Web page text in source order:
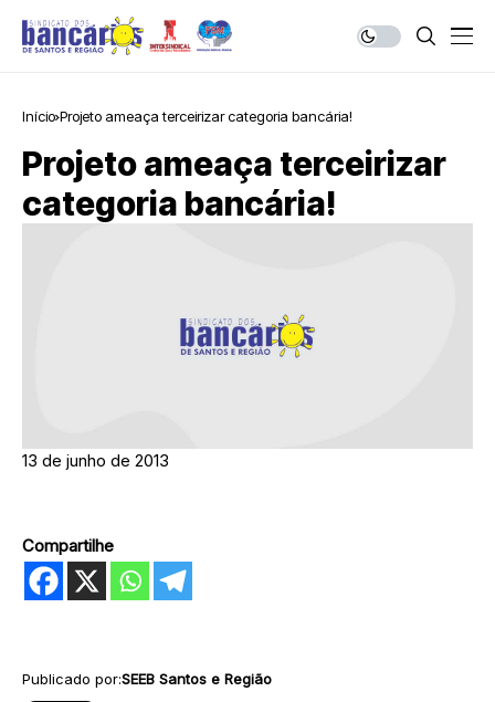
Início Projeto ameaça terceirizar categoria bancária!
Projeto ameaça terceirizar
categoria bancária!
13 de junho de 2013
Compartilhe
Publicado por:SEEB Santos e Região